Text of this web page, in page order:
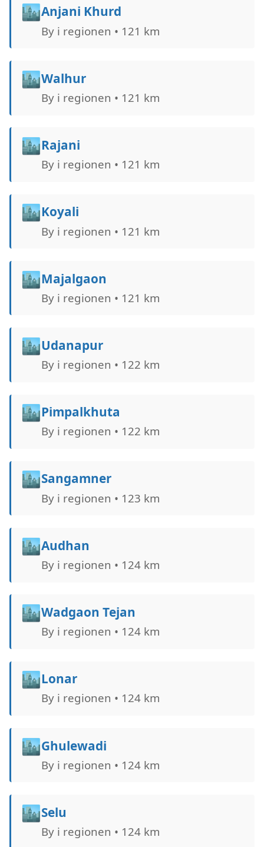
🏙️Anjani Khurd
By i regionen • 121 km
🏙️Walhur
By i regionen • 121 km
🏙️Rajani
By i regionen • 121 km
🏙️Koyali
By i regionen • 121 km
🏙️Majalgaon
By i regionen • 121 km
🏙️Udanapur
By i regionen • 122 km
🏙️Pimpalkhuta
By i regionen • 122 km
🏙️Sangamner
By i regionen • 123 km
🏙️Audhan
By i regionen • 124 km
🏙️Wadgaon Tejan
By i regionen • 124 km
🏙️Lonar
By i regionen • 124 km
🏙️Ghulewadi
By i regionen • 124 km
🏙️Selu
By i regionen • 124 km